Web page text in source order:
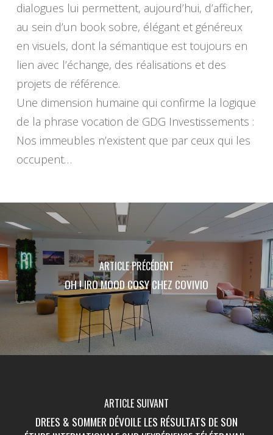
dialogues lui permettent, aujourd’hui, d’afficher,
au sein d’un book sobre, élégant et généreux
en visuels, dont la sémantique est toujours en
lien avec l’échange, des réalisations et des
projets de référence.
Une dimension humaine qui confirme la logique
de la phrase vocation de GDG Investissements :
Nos immeubles n’existent que par ceux qui les
occupent…
ARTICLE PRÉCÉDENT
OH ! IRO MOOD COSY CHEZ COVIVIO
ARTICLE SUIVANT
DREES & SOMMER DÉVOILE LES RÉSULTATS DE SON